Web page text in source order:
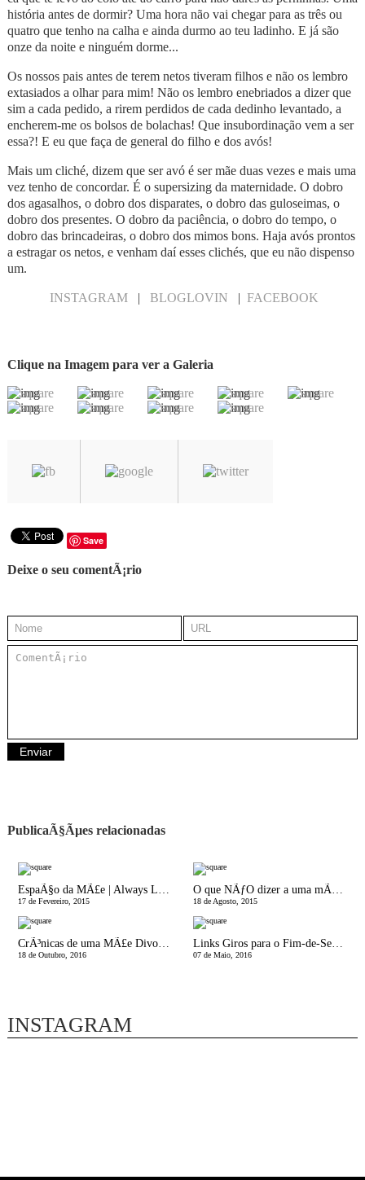
história antes de dormir? Uma hora não vai chegar para as três ou
quatro que tenho na calha e ainda durmo ao teu ladinho. E já são
onze da noite e ninguém dorme...
Os nossos pais antes de terem netos tiveram filhos e não os lembro
extasiados a olhar para mim! Não os lembro enebriados a dizer que
sim a cada pedido, a rirem perdidos de cada dedinho levantado, a
encherem-me os bolsos de bolachas! Que insubordinação vem a ser
essa?! E eu que faça de general do filho e dos avós!
Mais um cliché, dizem que ser avó é ser mãe duas vezes e mais uma
vez tenho de concordar. É o supersizing da maternidade. O dobro
dos agasalhos, o dobro dos disparates, o dobro das guloseimas, o
dobro dos presentes. O dobro da paciência, o dobro do tempo, o
dobro das brincadeiras, o dobro dos mimos bons. Haja avós prontos
a estragar os netos, e venham daí esses clichés, que eu não dispenso
um.
INSTAGRAM| BLOGLOVIN | FACEBOOK
Clique na Imagem para ver a Galeria
Save
Deixe o seu comentÃ¡rio
PublicaÃ§Ãµes relacionadas
17 de Fevereiro, 2015 18 de Agosto, 2015
CrÃ³nicas de uma MÃ£e Divorciada | 12 DefiniÃ§Ãµes de DivÃ³rcio
18 de Outubro, 2016
Links Giros para o Fim-de-Semana
07 de Maio, 2016
INSTAGRAM